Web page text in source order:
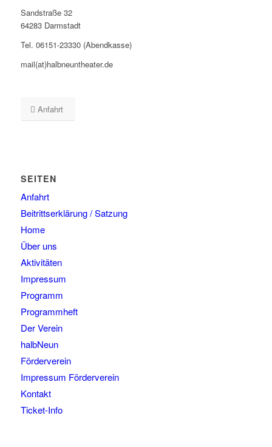
Sandstraße 32
64283 Darmstadt
Tel. 06151-23330 (Abendkasse)
mail(at)halbneuntheater.de
Anfahrt
SEITEN
Anfahrt
Beitrittserklärung / Satzung
Home
Über uns
Aktivitäten
Impressum
Programm
Programmheft
Der Verein
halbNeun
Förderverein
Impressum Förderverein
Kontakt
Ticket-Info